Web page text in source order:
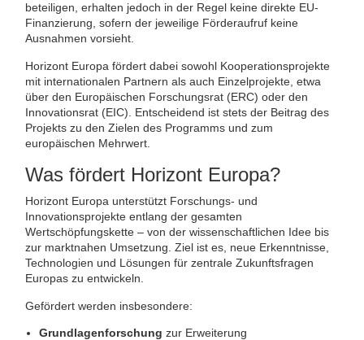
beteiligen, erhalten jedoch in der Regel keine direkte EU-
Finanzierung, sofern der jeweilige Förderaufruf keine
Ausnahmen vorsieht.
Horizont Europa fördert dabei sowohl Kooperationsprojekte
mit internationalen Partnern als auch Einzelprojekte, etwa
über den Europäischen Forschungsrat (ERC) oder den
Innovationsrat (EIC). Entscheidend ist stets der Beitrag des
Projekts zu den Zielen des Programms und zum
europäischen Mehrwert.
Was fördert Horizont Europa?
Horizont Europa unterstützt Forschungs- und
Innovationsprojekte entlang der gesamten
Wertschöpfungskette – von der wissenschaftlichen Idee bis
zur marktnahen Umsetzung. Ziel ist es, neue Erkenntnisse,
Technologien und Lösungen für zentrale Zukunftsfragen
Europas zu entwickeln.
Gefördert werden insbesondere:
Grundlagenforschung zur Erweiterung